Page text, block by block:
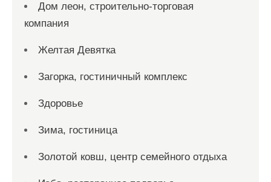
Дом леон, строительно-торговая
компания
Желтая Девятка
Загорка, гостиничный комплекс
Здоровье
Зима, гостиница
Золотой ковш, центр семейного отдыха